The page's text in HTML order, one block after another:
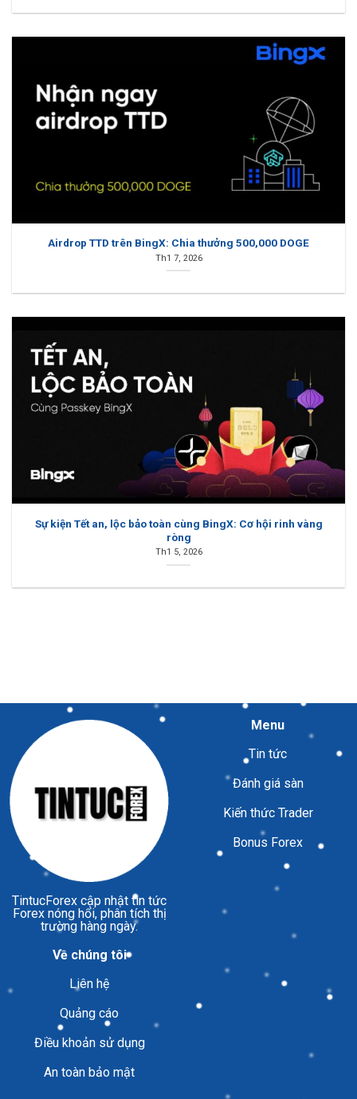
Airdrop TTD trên BingX: Chia thưởng 500,000 DOGE
Th1 7, 2026
Sự kiện Tết an, lộc bảo toàn cùng BingX: Cơ hội rinh vàng
ròng
Th1 5, 2026
TintucForex cập nhật tin tức
Forex nóng hổi, phân tích thị
trường hàng ngày.
Menu
Tin tức
Đánh giá sàn
Kiến thức Trader
Bonus Forex
Về chúng tôi
Liên hệ
Quảng cáo
Điều khoản sử dụng
An toàn bảo mật